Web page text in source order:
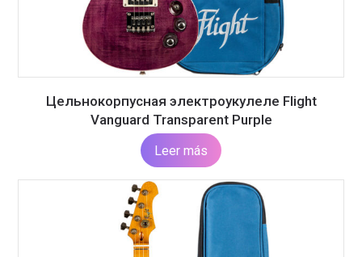
Цельнокорпусная электроукулеле Flight
Vanguard Transparent Purple
Leer más